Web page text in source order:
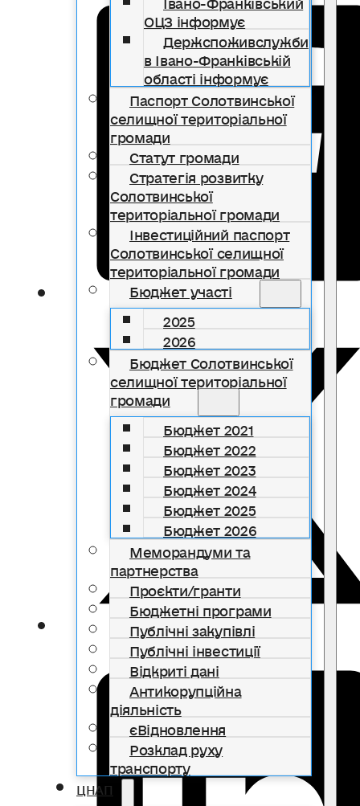
ОЦЗ інформує
Держспоживслужби
в Івано-Франківській
області інформує
Паспорт Солотвинської
селищної територіальної
громади
Статут громади
Стратегія розвитку
Солотвинської
територіальної громади
Інвестиційний паспорт
Солотвинської селищної
територіальної громади
Бюджет участі
2025
2026
Бюджет Солотвинської
селищної територіальної
громади
Бюджет 2021
Бюджет 2022
Бюджет 2023
Бюджет 2024
Бюджет 2025
Бюджет 2026
Меморандуми та
партнерства
Проєкти/гранти
Бюджетні програми
Публічні закупівлі
Публічні інвестиції
Відкриті дані
Антикорупційна
діяльність
єВідновлення
Розклад руху
транспорту
ЦНАП